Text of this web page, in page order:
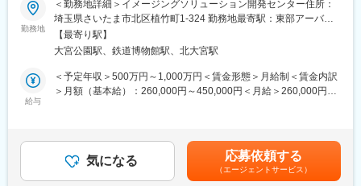
■キャリアパス：
将来的なキャリアパスも幅広く検討。営業職から専門職・企画
職・管理職など様々なキャリアパスがあります。
■本ポジションの魅力：
・AI技術も含めた、医療の最先端技術に触れられる
最先端のAI技術を搭載しており、自信をもって営業活動に取り組
んでいただくことが可能です。
・他製品も組み合わせたソリューション提案ができる
PACS以外にも、内視鏡・超音波装置など様々なラインナップを展
■教育制度・環境：
個人の経験・能力に応じますが、基本的には1～2年は、ベテラン
社員のOJTにて業務を習得いただきます。最新の業界用語などは
映像の世界に、撮影からプリントまで富士フイルム独自の世界観
とエコシステムで新たな価値を提供します。写真で培った画像技
術を駆使・発展させ、社会インフラに関わる問題に至るまで解決
を目指すことで、世界をリードする「映像ソリューション創造企
業」であり続けます。当事業部では、来るべきCPS(サイバーフィ
ジカルシステム)社会を見据え、写真・映像が持つリアルなコミュ
指しています。
勤務地
＜勤務地詳細＞イメージングソリューション開発センター住所：
埼玉県さいたま市北区植竹町1-324 勤務地最寄駅：東部アーバン
パークライン線／北大宮駅受動喫煙対策：屋内全面禁煙
【最寄り駅】
大宮公園駅、鉄道博物館駅、北大宮駅
給与
＜予定年収＞500万円～1,000万円＜賃金形態＞月給制＜賃金内訳
＞月額（基本給）：260,000円～450,000円＜月給＞260,000円～
気になる 応募依頼する
（エージェントサービス）